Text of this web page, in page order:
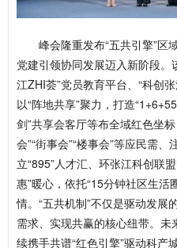
峰会隆重发布“五共引擎”区
党建引领协同发展迈入新阶段。
江ZHI荟”党员教育平台、“科创
以“阵地共享”聚力， 打造
剑”共享会客厅等布全域红色坐标
会”“街事会”“楼事会”等应民需、
立“895”人才汇、环张江科创联
惠”暖心， 依托“15分钟社区生活
情。“五共机制”不仅是驱动发展
需求、实现共赢的核心纽带。未
续携手共谱“红色引擎”驱动科产